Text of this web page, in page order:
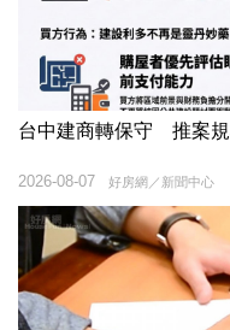
台中建商轉保守 推案規
好房網／新聞中心
2026-08-07